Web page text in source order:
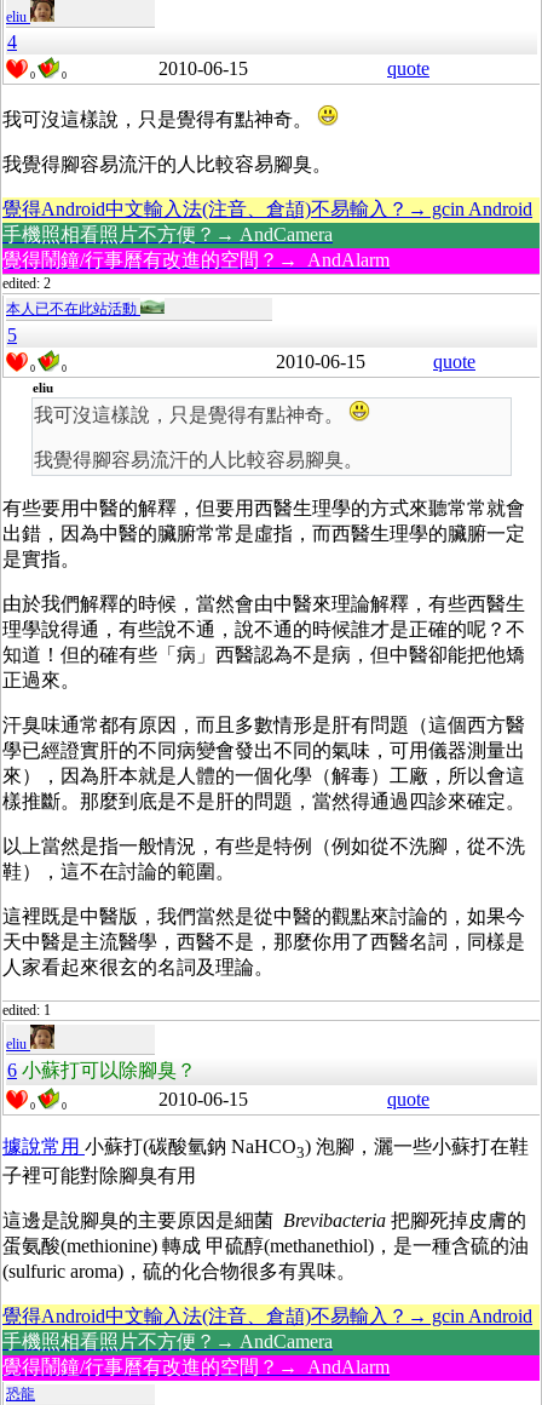
eliu
4
0 0 2010-06-15 quote
我可沒這樣說，只是覺得有點神奇。
我覺得腳容易流汗的人比較容易腳臭。
覺得Android中文輸入法(注音、倉頡)不易輸入？→ gcin Android
手機照相看照片不方便？→ AndCamera
覺得鬧鐘/行事曆有改進的空間？→ AndAlarm
edited: 2
本人已不在此站活動
5
0 0 2010-06-15 quote
eliu
我可沒這樣說，只是覺得有點神奇。
我覺得腳容易流汗的人比較容易腳臭。
有些要用中醫的解釋，但要用西醫生理學的方式來聽常常就會
出錯，因為中醫的臟腑常常是虛指，而西醫生理學的臟腑一定
是實指。
由於我們解釋的時候，當然會由中醫來理論解釋，有些西醫生
理學說得通，有些說不通，說不通的時候誰才是正確的呢？不
知道！但的確有些「病」西醫認為不是病，但中醫卻能把他矯
正過來。
汗臭味通常都有原因，而且多數情形是肝有問題（這個西方醫
學已經證實肝的不同病變會發出不同的氣味，可用儀器測量出
來），因為肝本就是人體的一個化學（解毒）工廠，所以會這
樣推斷。那麼到底是不是肝的問題，當然得通過四診來確定。
以上當然是指一般情況，有些是特例（例如從不洗腳，從不洗
鞋），這不在討論的範圍。
這裡既是中醫版，我們當然是從中醫的觀點來討論的，如果今
天中醫是主流醫學，西醫不是，那麼你用了西醫名詞，同樣是
人家看起來很玄的名詞及理論。
edited: 1
eliu
6 小蘇打可以除腳臭？
0 0 2010-06-15 quote
據說常用 小蘇打(碳酸氫鈉 NaHCO3) 泡腳，灑一些小蘇打在鞋
子裡可能對除腳臭有用
這邊是說腳臭的主要原因是細菌 Brevibacteria 把腳死掉皮膚的
蛋氨酸(methionine) 轉成 甲硫醇(methanethiol)， 是一種含硫的油
(sulfuric aroma)，硫的化合物很多有異味。
覺得Android中文輸入法(注音、倉頡)不易輸入？→ gcin Android
手機照相看照片不方便？→ AndCamera
覺得鬧鐘/行事曆有改進的空間？→ AndAlarm
恐龍